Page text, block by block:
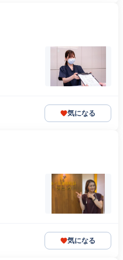
気になる
気になる